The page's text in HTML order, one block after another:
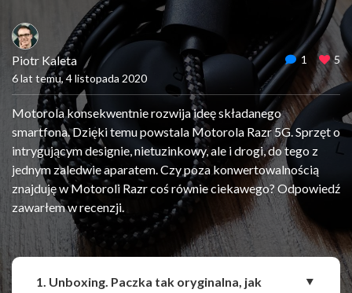
Piotr Kaleta
6 lat temu, 4 listopada 2020
1 5
Motorola konsekwentnie rozwija ideę składanego
smartfona. Dzięki temu powstala Motorola Razr 5G. Sprzęt o
intrygującym designie, nietuzinkowy, ale i drogi, do tego z
jednym zaledwie aparatem. Czy poza konwertowalnością
znajduję w Motoroli Razr coś równie ciekawego? Odpowiedź
zawarłem w recenzji.
1. Unboxing. Paczka tak oryginalna, jak